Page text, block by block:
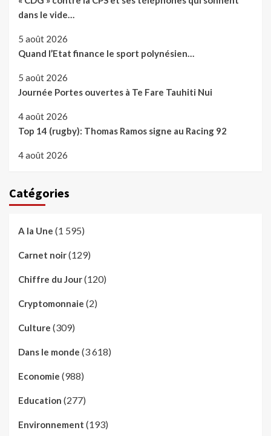
dans le vide…
5 août 2026
Quand l’Etat finance le sport polynésien…
5 août 2026
Journée Portes ouvertes à Te Fare Tauhiti Nui
4 août 2026
Top 14 (rugby): Thomas Ramos signe au Racing 92
4 août 2026
Catégories
A la Une (1 595)
Carnet noir(129)
Chiffre du Jour(120)
Cryptomonnaie (2)
Culture (309)
Dans le monde (3 618)
Economie (988)
Education (277)
Environnement (193)